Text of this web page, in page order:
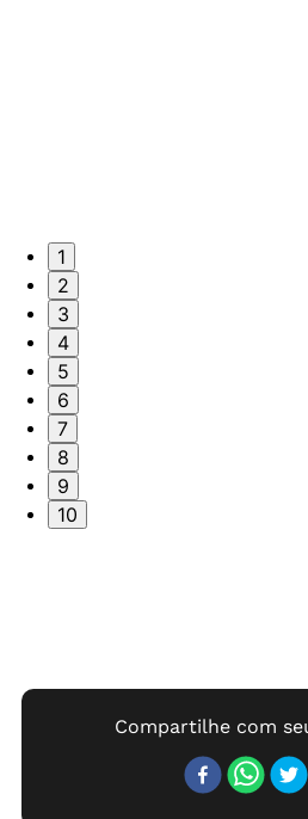
1
2
3
4
5
6
7
8
9
10